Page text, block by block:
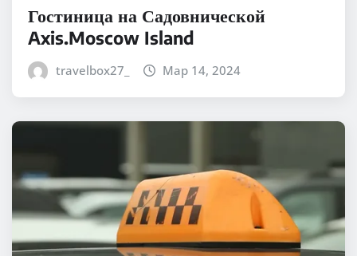
Гостиница на Садовнической
Axis.Moscow Island
travelbox27_ Мар 14, 2024